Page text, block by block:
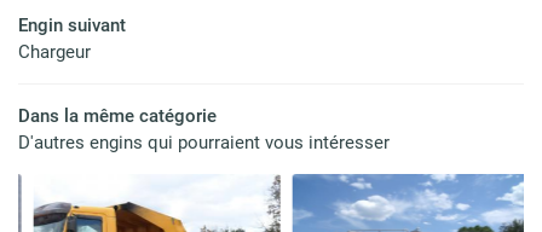
& Revalorisation
engins Restez
Engin suivant
Chargeur
Dans la même catégorie
D'autres engins qui pourraient vous intéresser